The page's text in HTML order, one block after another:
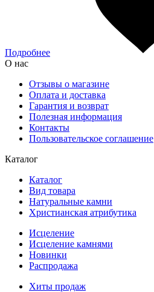
Подробнее
О нас
Отзывы о магазине
Оплата и доставка
Гарантия и возврат
Полезная информация
Контакты
Пользовательское соглашение
Каталог
Каталог
Вид товара
Натуральные камни
Христианская атрибутика
Исцеление
Исцеление камнями
Новинки
Распродажа
Хиты продаж